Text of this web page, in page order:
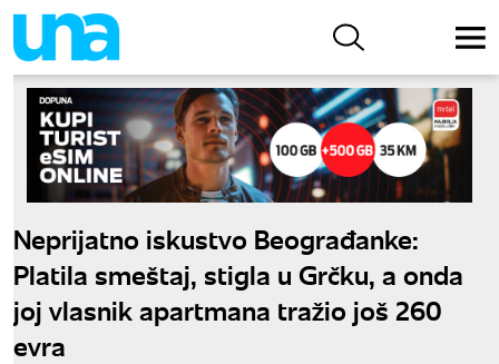
Neprijatno iskustvo Beograđanke:
Platila smeštaj, stigla u Grčku, a onda
joj vlasnik apartmana tražio još 260
evra